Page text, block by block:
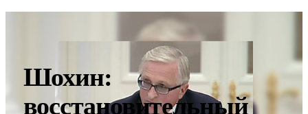
Шохин:
восстановительный